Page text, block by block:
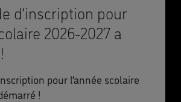
d’inscription pour
2026-2027 a
pour l’année scolaire
!